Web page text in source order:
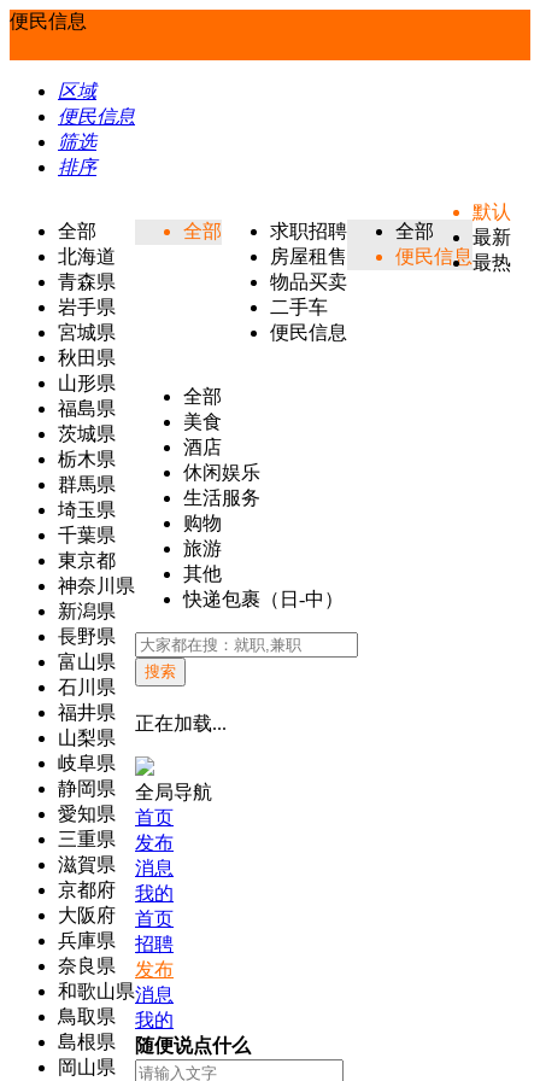
便民信息
区域
便民信息
筛选
排序
全部
北海道
青森県
岩手県
宮城県
秋田県
山形県
福島県
茨城県
栃木県
群馬県
埼玉県
千葉県
東京都
神奈川県
新潟県
長野県
富山県
石川県
福井県
山梨県
岐阜県
静岡県
愛知県
三重県
滋賀県
京都府
大阪府
兵庫県
奈良県
和歌山県
鳥取県
島根県
岡山県
全部
求职招聘
房屋租售
物品买卖
二手车
便民信息
全部
便民信息
全部
美食
酒店
休闲娱乐
生活服务
购物
旅游
其他
快递包裹（日-中）
默认
最新
最热
搜索
正在加载...
全局导航
首页
发布
消息
我的
首页
招聘
发布
消息
我的
随便说点什么